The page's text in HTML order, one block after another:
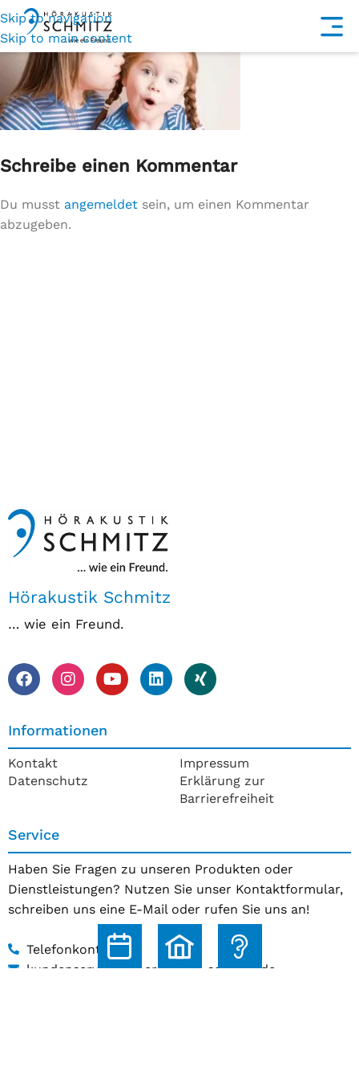
Skip to navigation
Skip to main content
Schreibe einen Kommentar
Du musst angemeldet sein, um einen Kommentar
abzugeben.
Hörakustik Schmitz
… wie ein Freund.
Informationen
Kontakt
Datenschutz
Impressum
Erklärung zur
Barrierefreiheit
Service
Haben Sie Fragen zu unseren Produkten oder
Dienstleistungen? Nutzen Sie unser Kontaktformular,
schreiben uns eine E-Mail oder rufen Sie uns an!
Telefonkontakt
kundenservice@hoerakustik-schmitz.de